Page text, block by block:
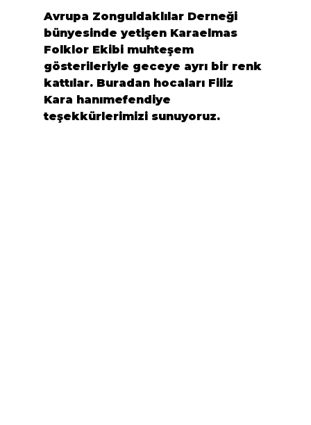
Avrupa Zonguldaklılar Derneği
bünyesinde yetişen Karaelmas
Folklor Ekibi muhteşem
gösterileriyle geceye ayrı bir renk
kattılar. Buradan hocaları Filiz
Kara hanımefendiye
teşekkürlerimizi sunuyoruz.